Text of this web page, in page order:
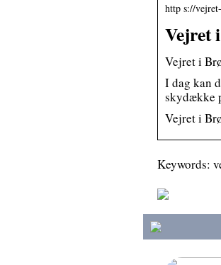
http s://
Vejret
Vejret i
I dag kan
skydække
Vejret i
Keywords: